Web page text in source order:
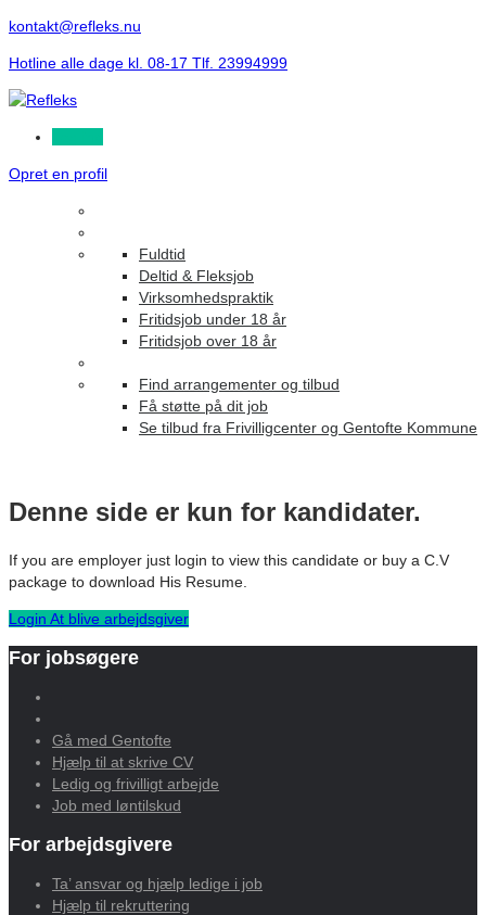
kontakt@refleks.nu
Hotline alle dage kl. 08-17 Tlf. 23994999
Opret en profil
Fuldtid
Deltid & Fleksjob
Virksomhedspraktik
Fritidsjob under 18 år
Fritidsjob over 18 år
Find arrangementer og tilbud
Få støtte på dit job
Se tilbud fra Frivilligcenter og Gentofte Kommune
Denne side er kun for kandidater.
If you are employer just login to view this candidate or buy a C.V
package to download His Resume.
Login At blive arbejdsgiver
For jobsøgere
Gå med Gentofte
Hjælp til at skrive CV
Ledig og frivilligt arbejde
Job med løntilskud
For arbejdsgivere
Ta’ ansvar og hjælp ledige i job
Hjælp til rekruttering